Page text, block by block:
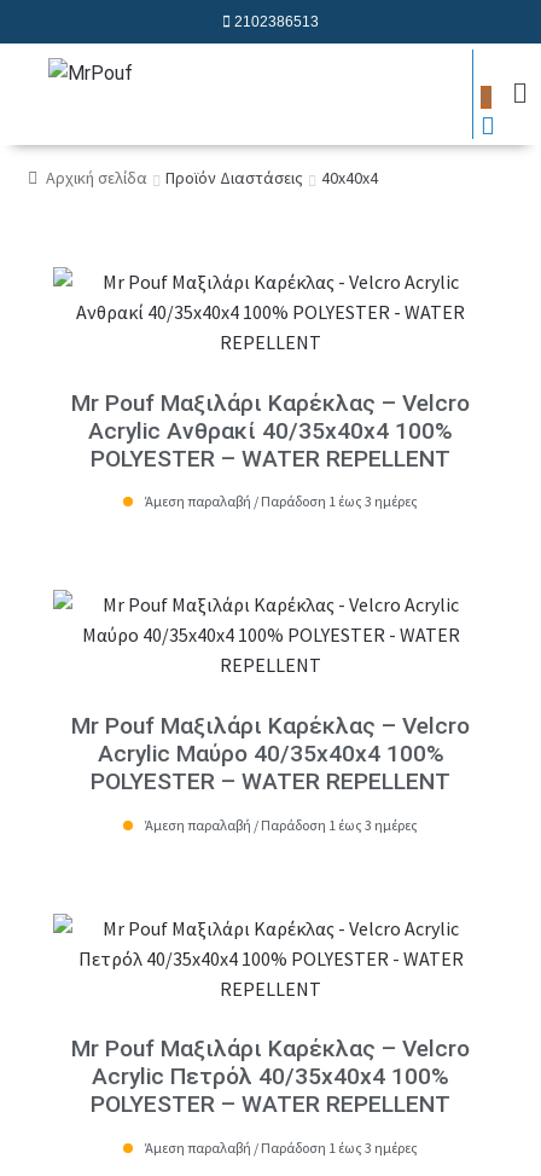
2102386513
0
Αρχική σελίδα Προϊόν Διαστάσεις 40x40x4
Mr Pouf Μαξιλάρι Καρέκλας – Velcro
Acrylic Ανθρακί 40/35x40x4 100%
POLYESTER – WATER REPELLENT
Άμεση παραλαβή / Παράδοση 1 έως 3 ημέρες
Mr Pouf Μαξιλάρι Καρέκλας – Velcro
Acrylic Μαύρο 40/35x40x4 100%
POLYESTER – WATER REPELLENT
Άμεση παραλαβή / Παράδοση 1 έως 3 ημέρες
Mr Pouf Μαξιλάρι Καρέκλας – Velcro
Acrylic Πετρόλ 40/35x40x4 100%
POLYESTER – WATER REPELLENT
Άμεση παραλαβή / Παράδοση 1 έως 3 ημέρες